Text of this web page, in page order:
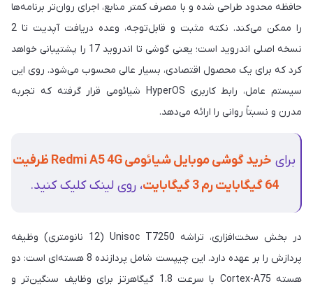
حافظه محدود طراحی شده و با مصرف کمتر منابع، اجرای روان‌تر برنامه‌ها
را ممکن می‌کند. نکته مثبت و قابل‌توجه، وعده دریافت آپدیت تا 2
نسخه اصلی اندروید است؛ یعنی گوشی تا اندروید 17 را پشتیبانی خواهد
کرد که برای یک محصول اقتصادی، بسیار عالی محسوب می‌شود. روی این
سیستم عامل، رابط کاربری HyperOS شیائومی قرار گرفته که تجربه
مدرن و نسبتاً روانی را ارائه می‌دهد.
برای
خرید گوشی موبایل شیائومی Redmi A5 4G ظرفیت
64 گیگابایت رم 3 گیگابایت
، روی لینک کلیک کنید.
در بخش سخت‌افزاری، تراشه Unisoc T7250 (12 نانومتری) وظیفه
پردازش را بر عهده دارد. این چیپست شامل پردازنده 8 هسته‌ای است: دو
هسته Cortex-A75 با سرعت 1.8 گیگاهرتز برای وظایف سنگین‌تر و